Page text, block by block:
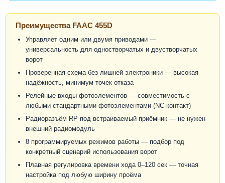
Преимущества FAAC 455D
Управляет одним или двумя приводами —
универсальность для одностворчатых и двустворчатых
ворот
Проверенная схема без лишней электроники — высокая
надёжность, минимум точек отказа
Релейные входы фотоэлементов — совместимость с
любыми стандартными фотоэлементами (NC-контакт)
Радиоразъём RP под встраиваемый приёмник — не нужен
внешний радиомодуль
8 программируемых режимов работы — подбор под
конкретный сценарий использования ворот
Плавная регулировка времени хода 0–120 сек — точная
настройка под любую ширину проёма